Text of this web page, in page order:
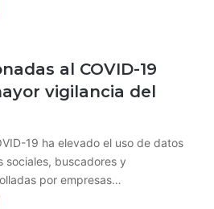
al COVID-19
vigilancia del
19 ha elevado el uso de datos
sociales, buscadores y
por empresas…